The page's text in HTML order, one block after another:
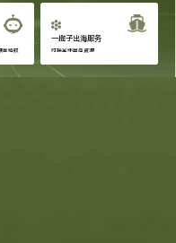
营销数
一揽子出海服务
对接全球出海资源